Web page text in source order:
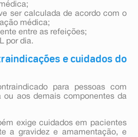
ser calculada de acordo com o
médica;
entre as refeições;
por dia.
e cuidados do
para pessoas com
ou aos demais componentes da
exige cuidados em pacientes
a gravidez e amamentação, e